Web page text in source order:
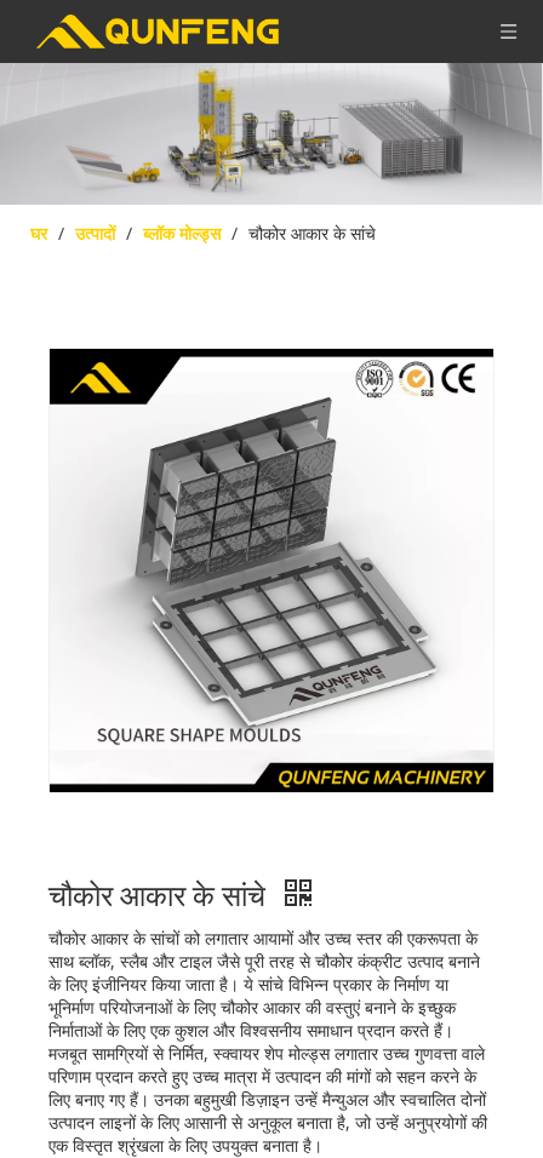
घर / उत्पादों / ब्लॉक मोल्ड्स / चौकोर आकार के सांचे
चौकोर आकार के सांचे
चौकोर आकार के सांचों को लगातार आयामों और उच्च स्तर की एकरूपता के
साथ ब्लॉक, स्लैब और टाइल जैसे पूरी तरह से चौकोर कंक्रीट उत्पाद बनाने
के लिए इंजीनियर किया जाता है। ये सांचे विभिन्न प्रकार के निर्माण या
भूनिर्माण परियोजनाओं के लिए चौकोर आकार की वस्तुएं बनाने के इच्छुक
निर्माताओं के लिए एक कुशल और विश्वसनीय समाधान प्रदान करते हैं।
मजबूत सामग्रियों से निर्मित, स्क्वायर शेप मोल्ड्स लगातार उच्च गुणवत्ता वाले
परिणाम प्रदान करते हुए उच्च मात्रा में उत्पादन की मांगों को सहन करने के
लिए बनाए गए हैं। उनका बहुमुखी डिज़ाइन उन्हें मैन्युअल और स्वचालित दोनों
उत्पादन लाइनों के लिए आसानी से अनुकूल बनाता है, जो उन्हें अनुप्रयोगों की
एक विस्तृत श्रृंखला के लिए उपयुक्त बनाता है।